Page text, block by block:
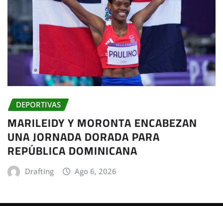
DEPORTIVAS
MARILEIDY Y MORONTA ENCABEZAN
UNA JORNADA DORADA PARA
REPÚBLICA DOMINICANA
Drafting Ago 6, 2026